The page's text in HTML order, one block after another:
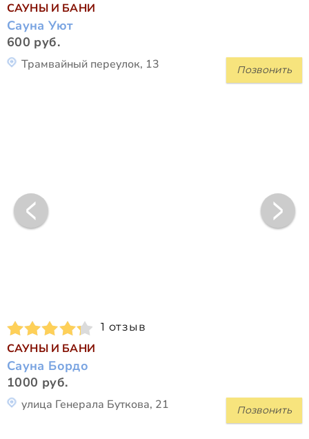
САУНЫ И БАНИ
Сауна Уют
600 руб.
Позвонить
Трамвайный переулок, 13
1 отзыв
САУНЫ И БАНИ
Сауна Бордо
1000 руб.
Позвонить
улица Генерала Буткова, 21